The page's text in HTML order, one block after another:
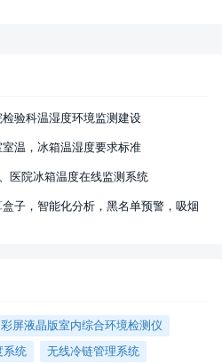
验科温湿度环境监测建设
温，冰箱温湿度要求标准
医院冰箱温度在线监测系统
子，智能化分析，黑名单预警，吸烟
彩屏液晶版室内综合环境检测仪
系统
无线冷链管理系统